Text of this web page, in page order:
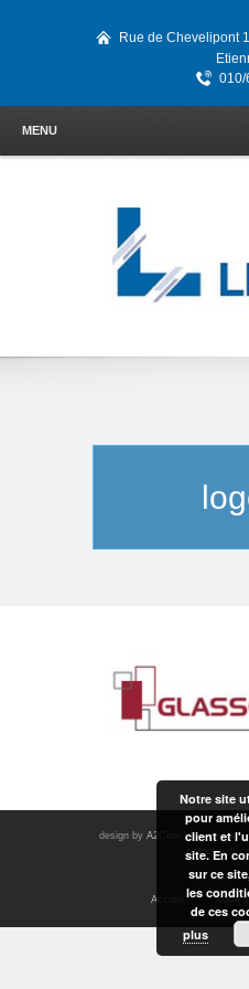
Rue de Chevelipont
010/
MENU
design by A2Com
| En navigant
politique de
Accueil Notre
Notre site
pour
client et
site. En
sur ce
les
de ces
plus